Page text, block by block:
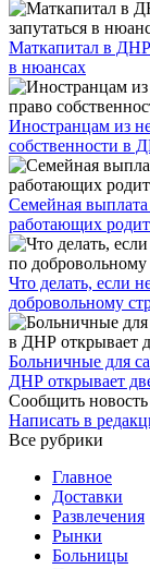
​Маткапитал в
в нюансах
Иностранцам из
собственности в
Семейная выплата
работающих
Что делать, если
добровольному
Больничные для
ДНР открывает
Сообщить новость
Написать в
Все рубрики
Главное
Доставки
Развлечения
Рынки
Больницы